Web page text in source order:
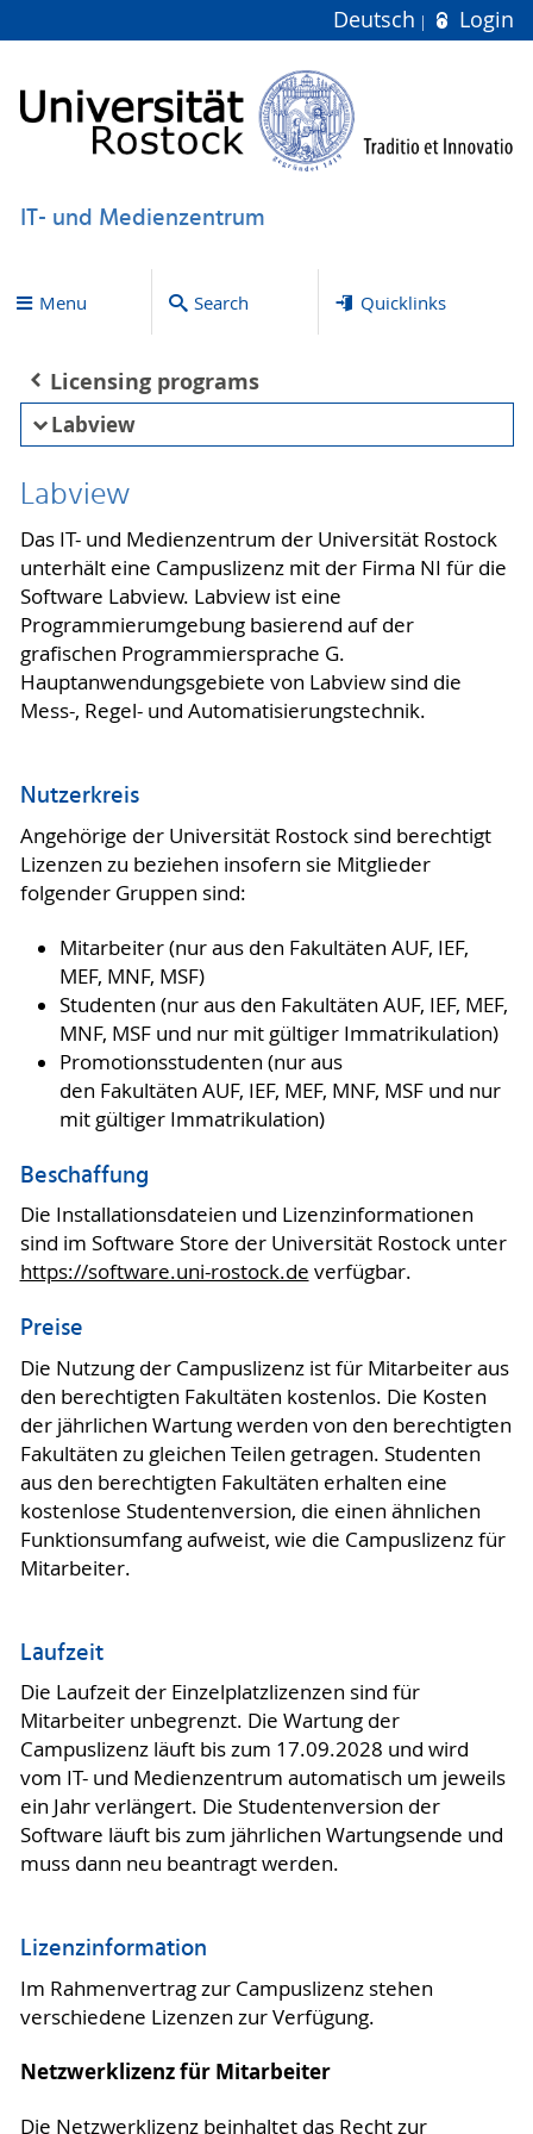
Deutsch Login
IT- und Medienzentrum
Menu Search Quicklinks
Licensing programs
Labview
Labview
Das IT- und Medienzentrum der Universität Rostock
unterhält eine Campuslizenz mit der Firma NI für die
Software Labview. Labview ist eine
Programmierumgebung basierend auf der
grafischen Programmiersprache G.
Hauptanwendungsgebiete von Labview sind die
Mess-, Regel- und Automatisierungstechnik.
Nutzerkreis
Angehörige der Universität Rostock sind berechtigt
Lizenzen zu beziehen insofern sie Mitglieder
folgender Gruppen sind:
Mitarbeiter (nur aus den Fakultäten AUF, IEF,
MEF, MNF, MSF)
Studenten (nur aus den Fakultäten AUF, IEF, MEF,
MNF, MSF und nur mit gültiger Immatrikulation)
Promotionsstudenten (nur aus
den Fakultäten AUF, IEF, MEF, MNF, MSF und nur
mit gültiger Immatrikulation)
Beschaffung
Die Installationsdateien und Lizenzinformationen
sind im Software Store der Universität Rostock unter
https://software.uni-rostock.de verfügbar.
Preise
Die Nutzung der Campuslizenz ist für Mitarbeiter aus
den berechtigten Fakultäten kostenlos. Die Kosten
der jährlichen Wartung werden von den berechtigten
Fakultäten zu gleichen Teilen getragen. Studenten
aus den berechtigten Fakultäten erhalten eine
kostenlose Studentenversion, die einen ähnlichen
Funktionsumfang aufweist, wie die Campuslizenz für
Mitarbeiter.
Laufzeit
Die Laufzeit der Einzelplatzlizenzen sind für
Mitarbeiter unbegrenzt. Die Wartung der
Campuslizenz läuft bis zum 17.09.2028 und wird
vom IT- und Medienzentrum automatisch um jeweils
ein Jahr verlängert. Die Studentenversion der
Software läuft bis zum jährlichen Wartungsende und
muss dann neu beantragt werden.
Lizenzinformation
Im Rahmenvertrag zur Campuslizenz stehen
verschiedene Lizenzen zur Verfügung.
Netzwerklizenz für Mitarbeiter
Die Netzwerklizenz beinhaltet das Recht zur